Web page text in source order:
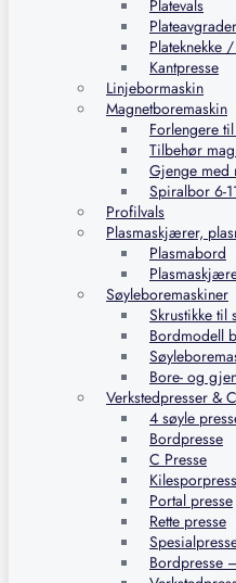
Platevals
Plateavgrader
Plateknekke
Kantpresse
Linjebormaskin
Magnetboremaskin
Forlengere
Tilbehør
Gjenge med
Spiralbor 6-
Profilvals
Plasmaskjærer,
Plasmabord
Søyleboremaskiner
Skrustikke til
Bordmodell
Bore- og
Verkstedpresser &
4 søyle
Bordpresse
C Presse
Portal presse
Rette presse
Bordpresse